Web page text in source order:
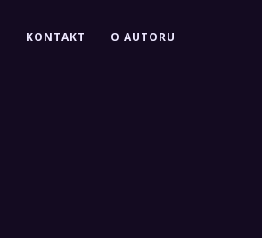
KONTAKT O AUTORU